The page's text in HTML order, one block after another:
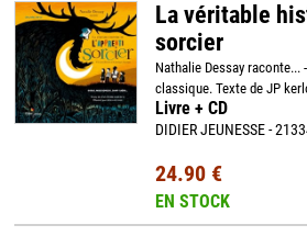
La véritable
sorcier
Nathalie Dessay
classique. Texte de JP
Livre + CD
DIDIER JEUNESSE -
24.90 €
EN STOCK